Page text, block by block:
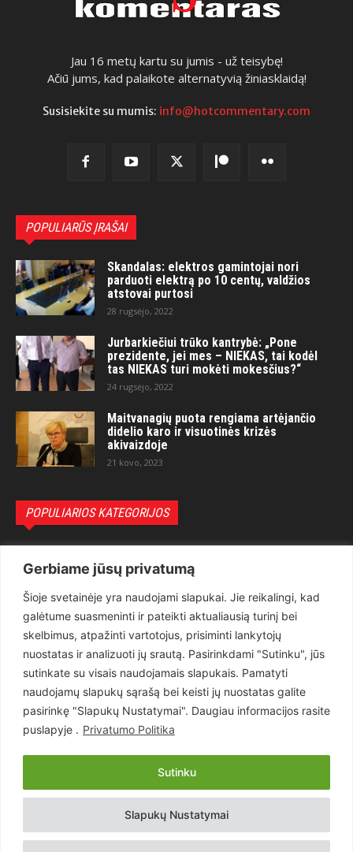
Gerbiame jūsų privatumą
Šioje svetainėje yra naudojami slapukai. Jie reikalingi, kad
galėtume suasmeninti ir pateikti aktualiausią turinį bei
skelbimus, atpažinti vartotojus, prisiminti lankytojų
nuostatas ir analizuoti jų srautą. Pasirinkdami "Sutinku", jūs
sutinkate su visais naudojamais slapukais. Pamatyti
naudojamų slapukų sąrašą bei keisti jų nuostatas galite
pasirinkę "Slapukų Nustatymai". Daugiau informacijos rasite
puslapyje . Privatumo Politika
Slapukų Nustatymai
Sutinku
Jau 16 metų kartu su jumis - už teisybę!
Ačiū jums, kad palaikote alternatyvią žiniasklaidą!
Susisiekite su mumis: info@hotcommentary.com
POPULIARŪS ĮRAŠAI
Skandalas: elektros gamintojai nori
parduoti elektrą po 10 centų, valdžios
atstovai purtosi
28 rugsėjo, 2022
Jurbarkiečiui trūko kantrybė: „Pone
prezidente, jei mes – NIEKAS, tai kodėl
tas NIEKAS turi mokėti mokesčius?“
24 rugsėjo, 2022
Maitvanagių puota rengiama artėjančio
didelio karo ir visuotinės krizės
akivaizdoje
21 kovo, 2023
POPULIARIOS KATEGORIJOS
Teisėsauga
1497
Aktualu
Lietuva
619
Pasaulis
Статьи на русском
Articles in english
Copyright © 2026 UAB „Goruva“. Visos teisės saugomos.
Kontaktai Prenumerata Privatumo Politika Naudojimosi Taisyklės